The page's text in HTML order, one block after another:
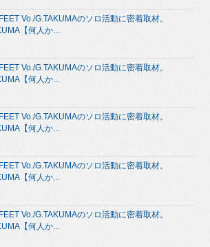
Vo./G.TAKUMAのソロ活動に密着取材。
【何人か...
Vo./G.TAKUMAのソロ活動に密着取材。
【何人か...
Vo./G.TAKUMAのソロ活動に密着取材。
【何人か...
Vo./G.TAKUMAのソロ活動に密着取材。
【何人か...
Vo./G.TAKUMAのソロ活動に密着取材。
【何人か...